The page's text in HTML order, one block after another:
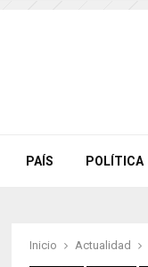
PAÍS POLÍTICA
Inicio Actualidad